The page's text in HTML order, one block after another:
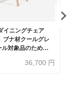
イニングチェア
ブナ材クールグレ
ル対象品のため
36,700 円